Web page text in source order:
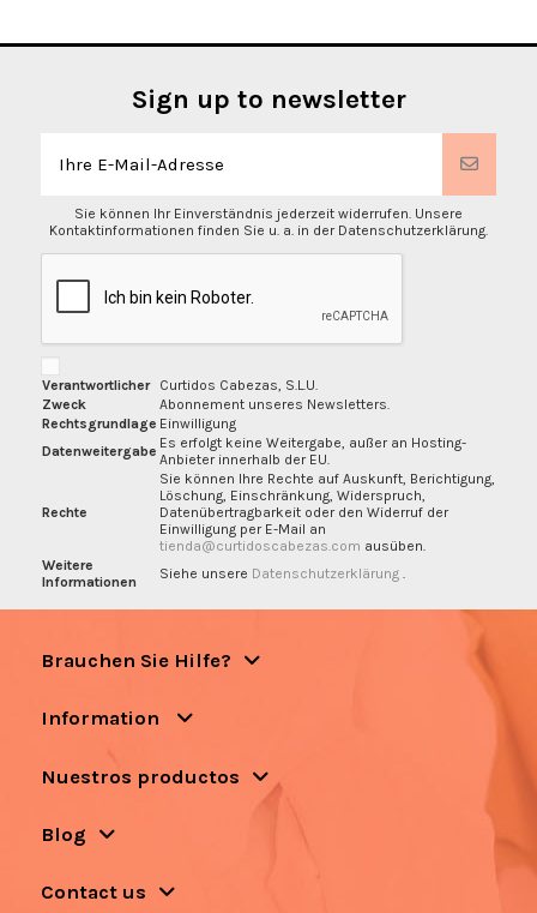
Sign up to newsletter
Sie können Ihr Einverständnis jederzeit widerrufen. Unsere
Kontaktinformationen finden Sie u. a. in der Datenschutzerklärung.
Verantwortlicher
Curtidos Cabezas, S.L.U.
Zweck
Abonnement unseres Newsletters.
Rechtsgrundlage Einwilligung
Datenweitergabe Es erfolgt keine Weitergabe, außer an Hosting-
Anbieter innerhalb der EU.
Rechte
Sie können Ihre Rechte auf Auskunft, Berichtigung,
Löschung, Einschränkung, Widerspruch,
Datenübertragbarkeit oder den Widerruf der
Einwilligung per E-Mail an
tienda@curtidoscabezas.com ausüben.
Weitere
Informationen
Siehe unsere Datenschutzerklärung
Brauchen Sie Hilfe?
Information
Nuestros productos
Blog
Contact us